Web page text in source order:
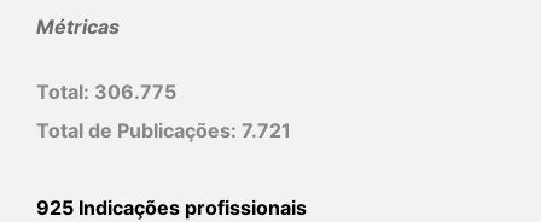
Métricas
Total: 306.775
Total de Publicações: 7.721
925 Indicações profissionais